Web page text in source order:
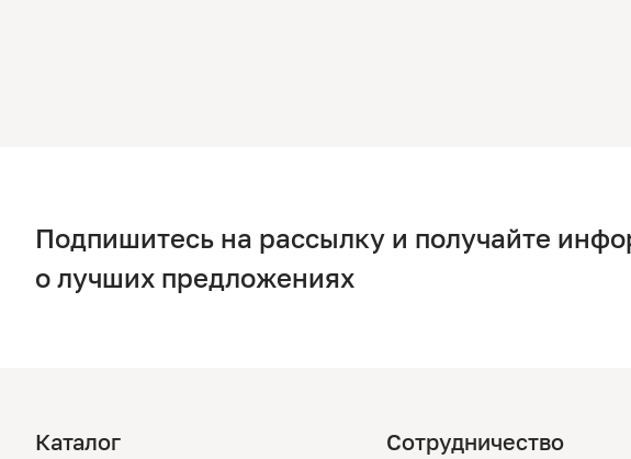
Подпишитесь на рассылку и получайте
о лучших предложениях
Каталог Сотрудничество